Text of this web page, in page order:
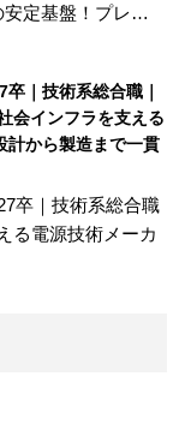
安定基盤！プレ…
卒｜技術系総合職｜
会インフラを支える
計から製造まで一貫
卒｜技術系総合職
る電源技術メーカ